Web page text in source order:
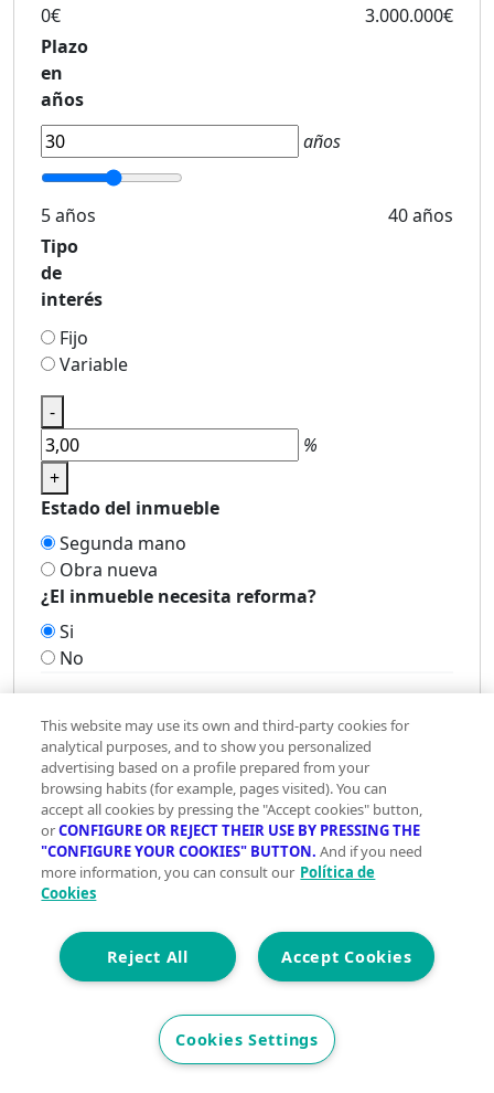
0€
3.000.000€
Plazo
en
años
años
5 años
40 años
Tipo
de
interés
Fijo
Variable
-
%
+
Estado del inmueble
Segunda mano
Obra nueva
¿El inmueble necesita reforma?
Si
No
This website may use its own and third-party cookies for
analytical purposes, and to show you personalized
advertising based on a profile prepared from your
browsing habits (for example, pages visited). You can
accept all cookies by pressing the "Accept cookies" button,
orCONFIGURE OR REJECT THEIR USE BY PRESSING THE
"CONFIGURE YOUR COOKIES" BUTTON. And if you need
more information, you can consult our Política de
Cookies
Accept Cookies
Reject All
Cookies Settings